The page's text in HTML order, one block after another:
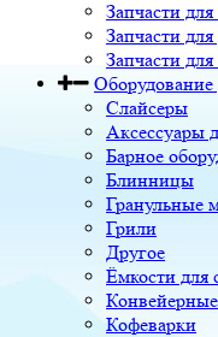
Запчасти
Запчасти
Запчасти
Оборудование
Слайсеры
Аксессуары
Барное
Блинницы
Гранульные
Грили
Другое
Ёмкости для
Кофеварки